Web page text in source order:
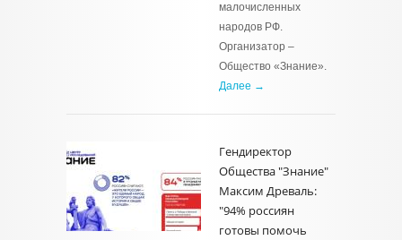
малочисленных
народов РФ.
Организатор –
Общество «Знание».
Далее →
Гендиректор
Общества "Знание"
Максим Древаль:
"94% россиян
готовы помочь